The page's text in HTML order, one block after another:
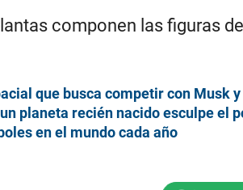
componen las figuras
que busca competir con Musk
planeta recién nacido esculpe el
en el mundo cada año